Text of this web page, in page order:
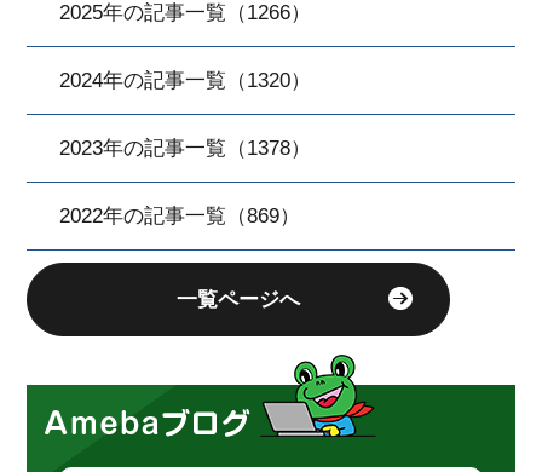
2025年の記事一覧（1266）
2024年の記事一覧（1320）
2023年の記事一覧（1378）
2022年の記事一覧（869）
一覧ページへ